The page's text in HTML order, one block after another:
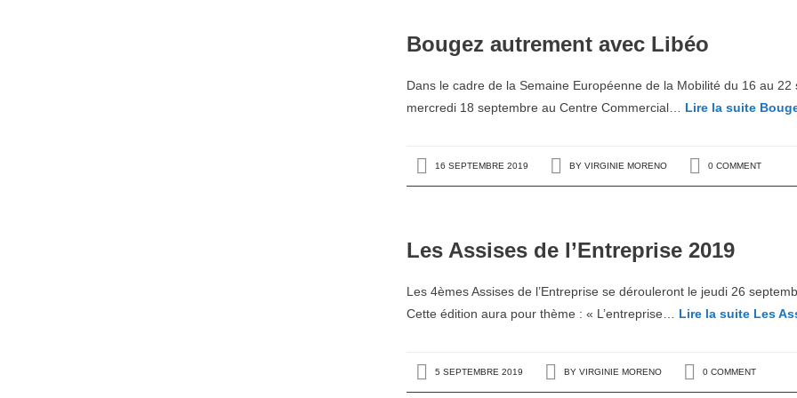
Bougez autrement avec Libéo
Dans le cadre de la Semaine Européenne de la Mobilité du 16 au
mercredi 18 septembre au Centre Commercial… Lire la suite
16 SEPTEMBRE 2019 BYVIRGINIE MORENO 0 COMMENT
Les Assises de l’Entreprise 2019
Les 4èmes Assises de l’Entreprise se dérouleront le jeudi 26
Cette édition aura pour thème : « L’entreprise… Lire la suite Les
5 SEPTEMBRE 2019 BYVIRGINIE MORENO 0 COMMENT